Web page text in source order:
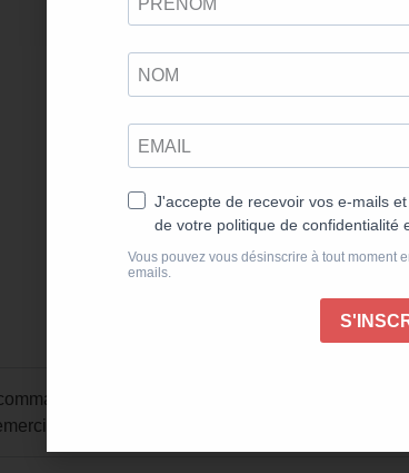
sont préparées et expédiées la
pour votre patience ainsi que pour votre